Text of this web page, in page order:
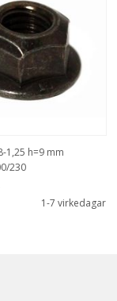
1,25 h=9 mm
230
1-7 virkedagar